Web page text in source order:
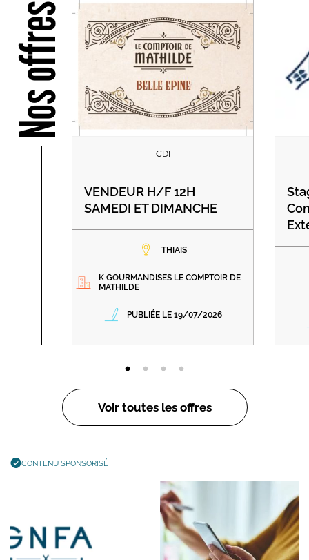
Nos offres
CDI
VENDEUR H/F 12H
SAMEDI ET DIMANCHE
THIAIS
K GOURMANDISES LE COMPTOIR DE
MATHILDE
PUBLIÉE LE 19/07/2026
Voir toutes les offres
CONTENU SPONSORISÉ